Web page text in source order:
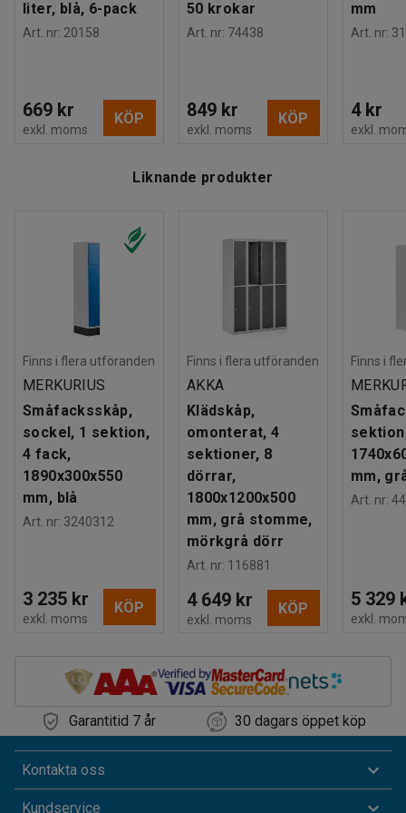
Se produkt i 3D
liter, blå, 6-pack
Art. nr: 20158
669 kr
exkl. moms
KÖP
50 krokar
Art. nr: 74438
849 kr
exkl. moms
KÖP
mm
Art. nr:
4 kr
exkl.
Liknande produkter
Finns i flera utföranden
MERKURIUS
Småfacksskåp,
sockel, 1 sektion,
4 fack,
1890x300x550
mm, blå
Art. nr: 3240312
3 235 kr
exkl. moms
KÖP
Finns i flera utföranden
AKKA
Klädskåp,
omonterat, 4
sektioner, 8
dörrar,
1800x1200x500
mm, grå stomme,
mörkgrå dörr
Art. nr: 116881
4 649 kr
exkl. moms
KÖP
Finns i
mm,
Art. nr:
5 329
exkl.
Garantitid 7 år 30 dagars öppet köp
Kontakta oss
Kundservice